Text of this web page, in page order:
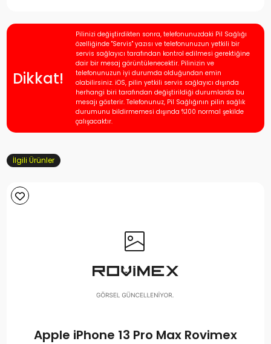
Dikkat!
Pilinizi değiştirdikten sonra, telefonunuzdaki Pil Sağlığı
özelliğinde "Servis" yazısı ve telefonunuzun yetkili bir
servis sağlayıcı tarafından kontrol edilmesi gerektiğine
dair bir mesaj görüntülenecektir. Pilinizin ve
telefonunuzun iyi durumda olduğundan emin
olabilirsiniz. iOS, pilin yetkili servis sağlayıcı dışında
herhangi biri tarafından değiştirildiği durumlarda bu
mesajı gösterir. Telefonunuz, Pil Sağlığının pilin sağlık
durumunu bildirmemesi dışında %100 normal şekilde
çalışacaktır.
İlgili Ürünler
Apple iPhone 13 Pro Max Rovimex